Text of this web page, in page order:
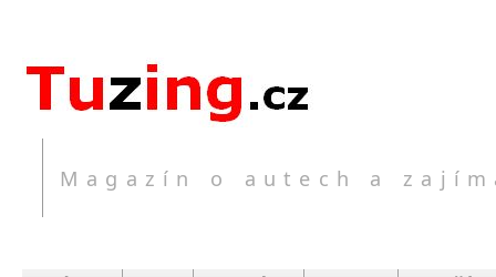
Magazín o autech a